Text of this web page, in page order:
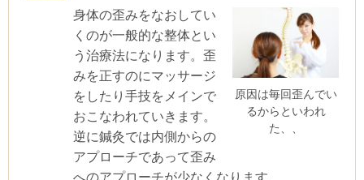
原因は毎回歪んでい
るからといわれ
た、、
身体の歪みをなおしてい
くのが一般的な整体とい
う治療法になります。歪
みを正すのにマッサージ
をしたり手技をメインで
おこなわれていきます。
逆に鍼灸では内側からの
アプローチであって歪み
へのアプローチが少なくなります。